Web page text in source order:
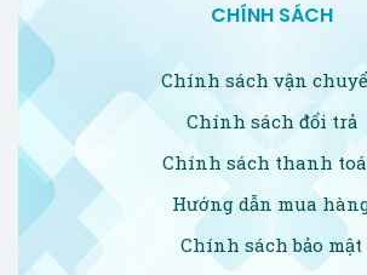
CHÍNH SÁCH
Chính sách vận
Chính sách đổi trả
Chính sách thanh
Hướng dẫn mua
Chính sách bảo mật